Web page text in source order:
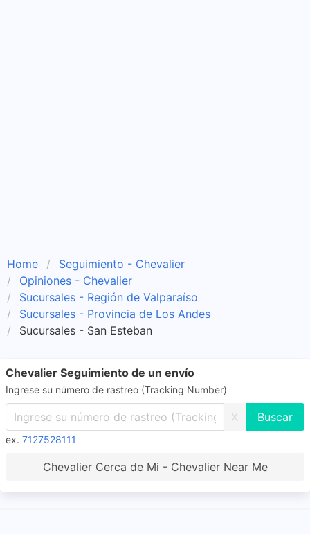
Home
Seguimiento - Chevalier
Opiniones - Chevalier
Sucursales - Región de Valparaíso
Sucursales - Provincia de Los Andes
Sucursales - San Esteban
Chevalier Seguimiento de un envío
Ingrese su número de rastreo (Tracking Number)
X
ex. 7127528111
Chevalier Cerca de Mi - Chevalier Near Me